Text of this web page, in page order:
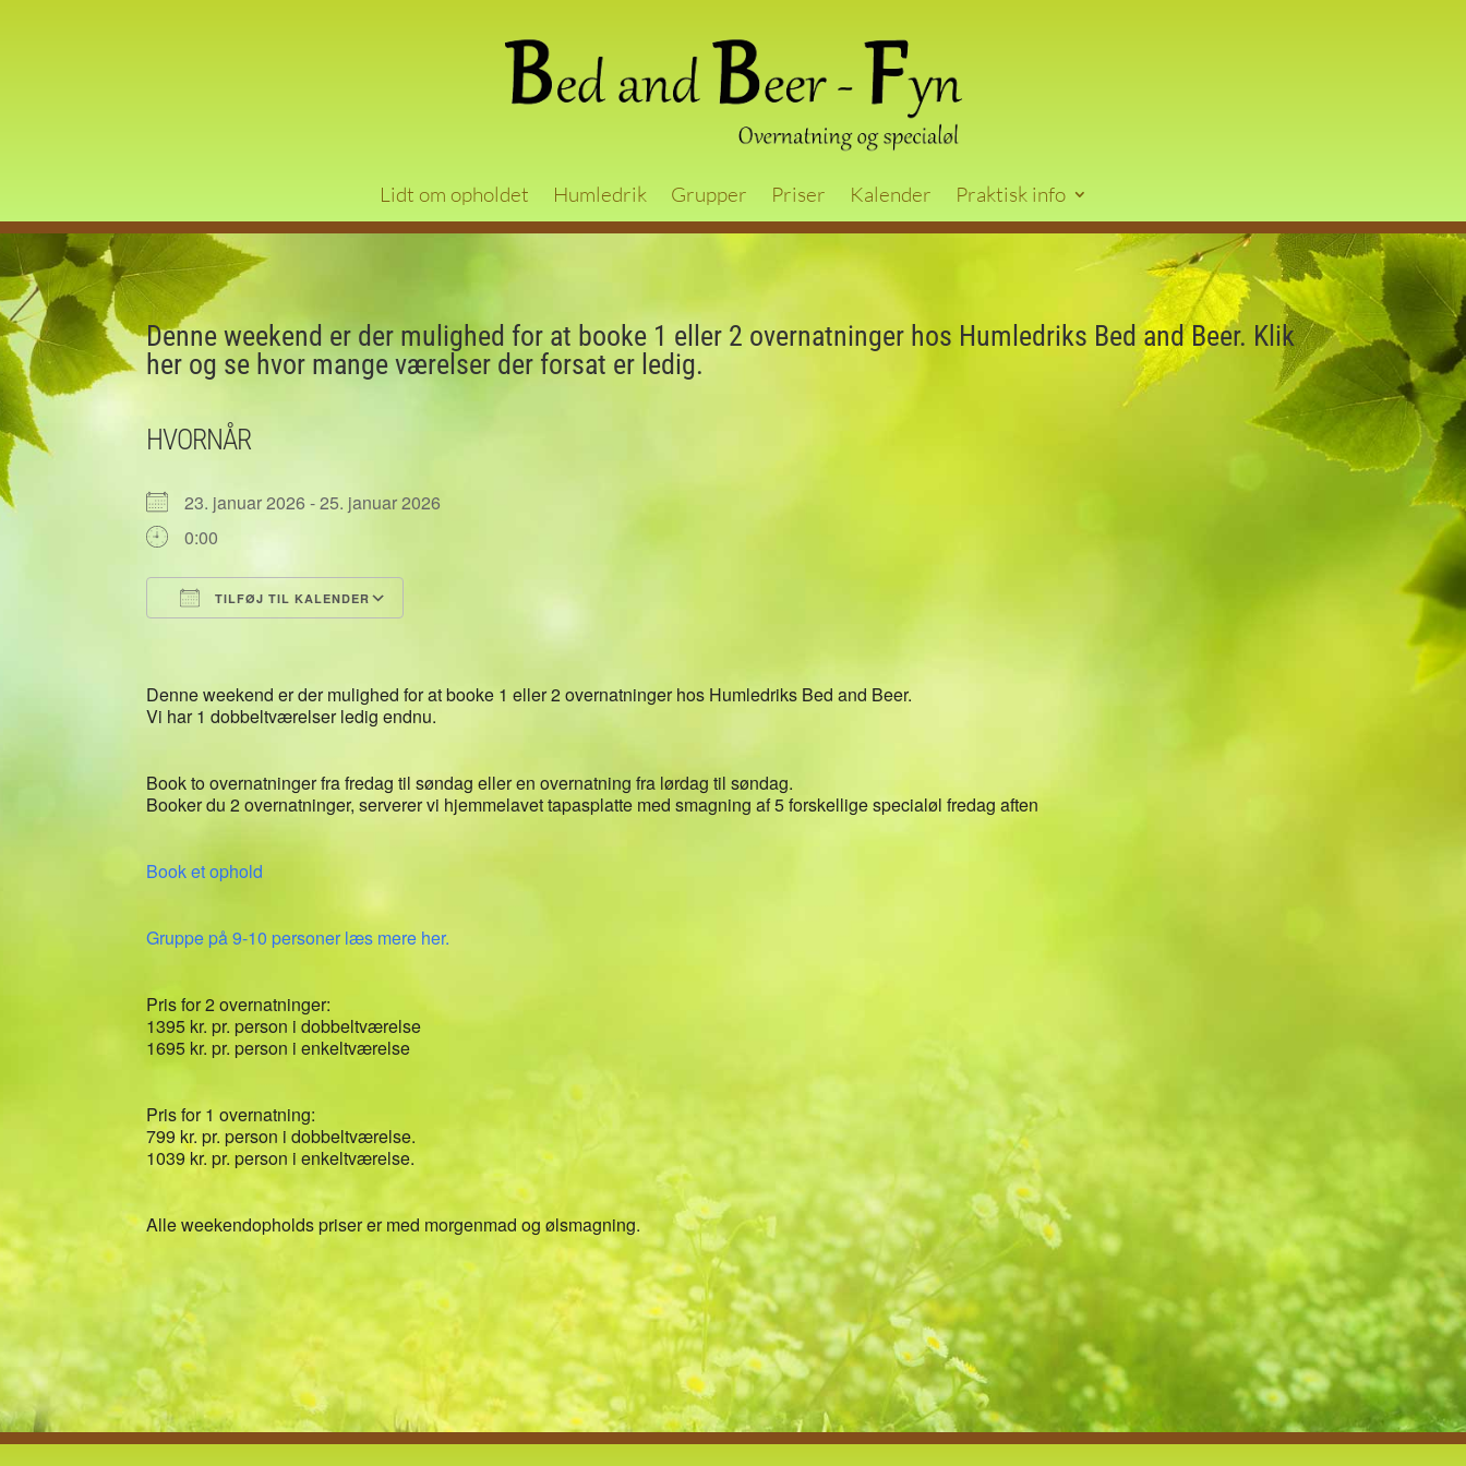
Lidt om opholdet Humledrik Grupper Priser Kalender Praktisk info
Denne weekend er der mulighed for at booke 1 eller 2 overnatninger hos Humledriks Bed and Beer. Klik
her og se hvor mange værelser der forsat er ledig.
HVORNÅR
23. januar 2026 - 25. januar 2026
0:00
TILFØJ TIL KALENDER
Denne weekend er der mulighed for at booke 1 eller 2 overnatninger hos Humledriks Bed and Beer.
Vi har 1 dobbeltværelser ledig endnu.
Book to overnatninger fra fredag til søndag eller en overnatning fra lørdag til søndag.
Booker du 2 overnatninger, serverer vi hjemmelavet tapasplatte med smagning af 5 forskellige specialøl fredag aften
Book et ophold
Gruppe på 9-10 personer læs mere her.
Pris for 2 overnatninger:
1395 kr. pr. person i dobbeltværelse
1695 kr. pr. person i enkeltværelse
Pris for 1 overnatning:
799 kr. pr. person i dobbeltværelse.
1039 kr. pr. person i enkeltværelse.
Alle weekendopholds priser er med morgenmad og ølsmagning.